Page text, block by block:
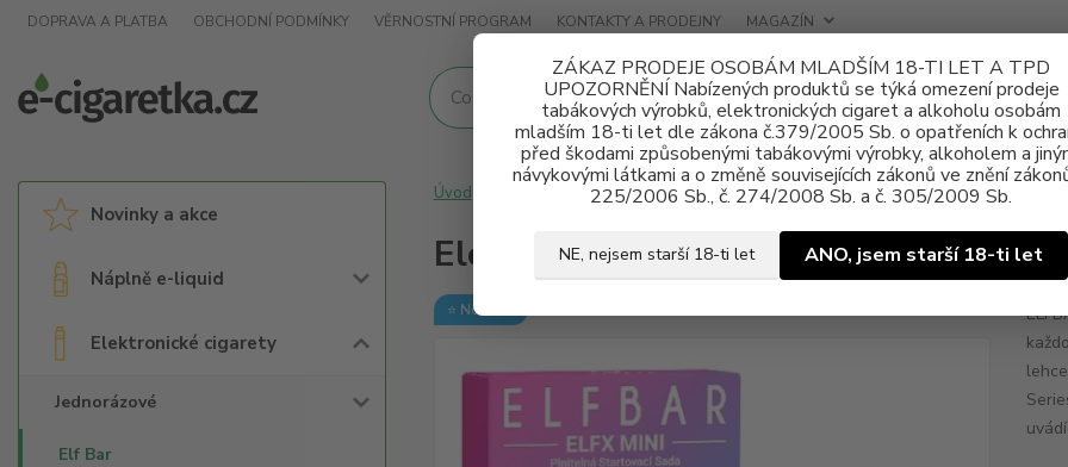
ZÁKAZ PRODEJE OSOBÁM MLADŠÍM 18-TI LET A TPD
UPOZORNĚNÍ Nabízených produktů se týká omezení prodeje
tabákových výrobků, elektronických cigaret a alkoholu osobám
mladším 18-ti let dle zákona č.379/2005 Sb. o opatřeních k
před škodami způsobenými tabákovými výrobky, alkoholem a
návykovými látkami a o změně souvisejících zákonů ve znění
225/2006 Sb., č. 274/2008 Sb. a č. 305/2009 Sb.
NE, nejsem starší 18-ti let ANO, jsem starší 18-ti let
DOPRAVA A PLATBA OBCHODNÍ PODMÍNKY VĚRNOSTNÍ PROGRAM KONTAKTY A PRODEJNY MAGAZÍN
Novinky a akce
Náplně e-liquid
Elektronické cigarety
Jednorázové
Elf Bar
Úvod Elektronické cigarety Elf Bar Elektronická cigareta Elf Bar ELFX Mini
Elektronická cigareta Elf Bar ELFX
⭐ Novinka